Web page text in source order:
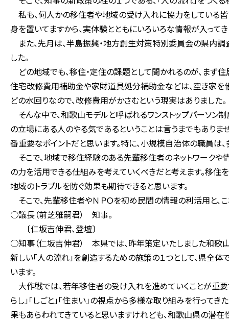
私も、何人かの移住者や地域の受け入れに協力をしている皆
身を置いてますから、実体験とともにいろいろな情報が入ってき
また、先月は、半島振興・地方創生対策特別委員会の県内調
した。
どの地域でも、移住・定住の課題として聞かれるのが、まず
住宅改修費用補助金や家財道具処分補助金などは、空き家を
どの水回りなので、改修費用がかさむという現実はありました。
そんな中で、和歌山モデルと呼ばれるワンストップパーソン
の立場にある人のやる気であるということは言うまでもあり
番重要なポイントだと思います。特に、小規模自治体の職員は
そこで、地域で移住経験のある先輩移住者のネットワーク
の力を活用できる仕組みを考えていくべきだと考えます。移
地域のトラブルを防ぐ効果も期待できると思います。
そこで、先輩移住者やＮＰＯを初め民間の情報の利活用と、
○議長（前芝雅嗣君） 知事。
〔仁坂吉伸君、登壇〕
○知事（仁坂吉伸君） 本県では、昨年策定いたしました和歌
新しい「人の流れ」を創造するための施策の１つとして、県全
います。
大作戦では、若年移住者の受け入れを進めていくことが重要
らし」「しごと」「住まい」の視点から多様な取り組みを行っ
果もあらわれてきていると思いますけれども、和歌山県の潜在